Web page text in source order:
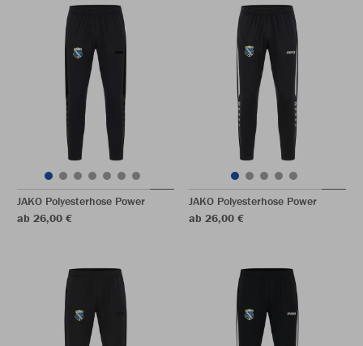
JAKO Polyesterhose Power
ab 26,00 €
JAKO Polyesterhose Power
ab 26,00 €